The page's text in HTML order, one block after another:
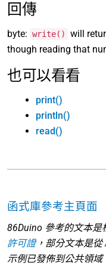
回傳
byte: write()
will
though reading that
也可以看看
print()
println()
read()
函式庫參考主頁面
86Duino 參考的文本是
許可證，部分文本是從
示例已發佈到公共領域